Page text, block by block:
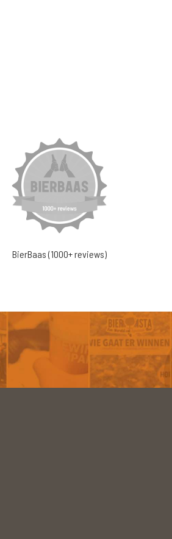
BierBaas (1000+ reviews)